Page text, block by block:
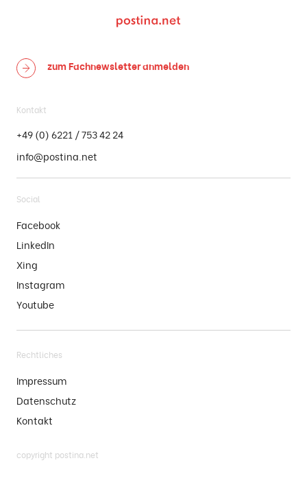
zum Fachnewsletteranmelden
Kontakt
+49 (0) 6221 / 753 42 24
info@postina.net
Social
Facebook
LinkedIn
Xing
Instagram
Youtube
Rechtliches
Impressum
Datenschutz
Kontakt
copyright postina.net